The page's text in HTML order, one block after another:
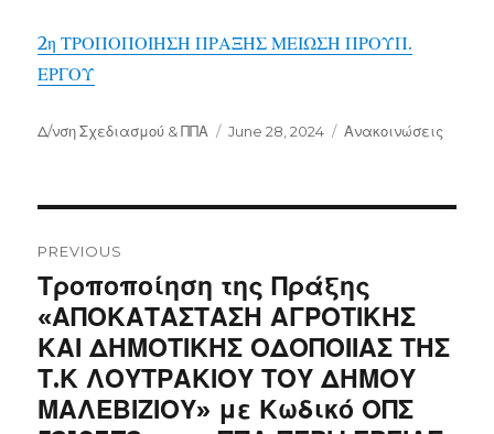
2η ΤΡΟΠΟΠΟΙΗΣΗ ΠΡΑΞΗΣ ΜΕΙΩΣΗ ΠΡΟΥΠ.
ΕΡΓΟΥ
Author
Δ/νση Σχεδιασμού & ΠΠΑ
Posted
June 28, 2024 Categories
Ανακοινώσεις
navigation
PREVIOUS
Previous
post:
Τροποποίηση της Πράξης
«ΑΠΟΚΑΤΑΣΤΑΣΗ ΑΓΡΟΤΙΚΗΣ
ΚΑΙ ΔΗΜΟΤΙΚΗΣ ΟΔΟΠΟΙΙΑΣ ΤΗΣ
Τ.Κ ΛΟΥΤΡΑΚΙΟΥ ΤΟΥ ΔΗΜΟΥ
ΜΑΛΕΒΙΖΙΟΥ» με Κωδικό ΟΠΣ